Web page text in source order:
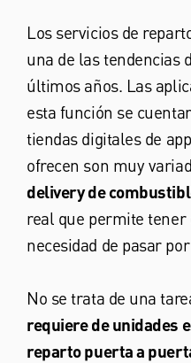
Los servicios de
una de las tendencias
últimos años. Las
esta función se
tiendas digitales de
ofrecen son muy
delivery de
real que permite
necesidad de pasar
No se trata de una
requiere de unidades
reparto puerta a